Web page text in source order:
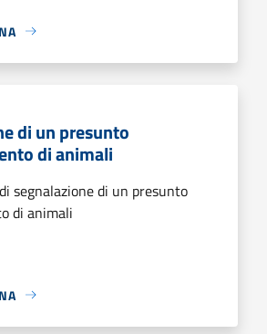
di un presunto
di animali
segnalazione di un presunto
di animali